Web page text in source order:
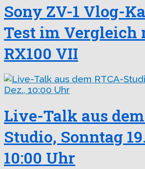
Sony ZV-1 Vlog-
Test im Vergleich
RX100 VII
Live-Talk aus
Studio, Sonntag
10:00 Uhr